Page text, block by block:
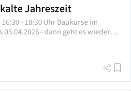
Jahreszeit
- 18:30 Uhr Baukurse im
03.04.2026 - dann geht es wieder